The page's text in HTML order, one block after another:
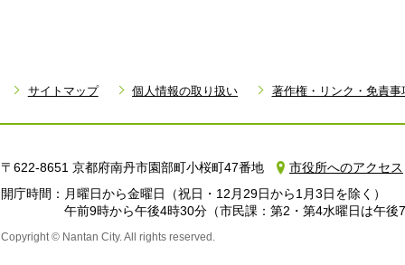
サイトマップ 個人情報の取り扱い 著作権・リンク・免責事
〒622-8651 京都府南丹市園部町小桜町47番地 市役所へのアクセス
開庁時間
月曜日から金曜日
（祝日・12月29日から1月3日を除く）
午前9時から午後4時30分 （市民課：第2・第4水曜日は午後7
Copyright © Nantan City. All rights reserved.